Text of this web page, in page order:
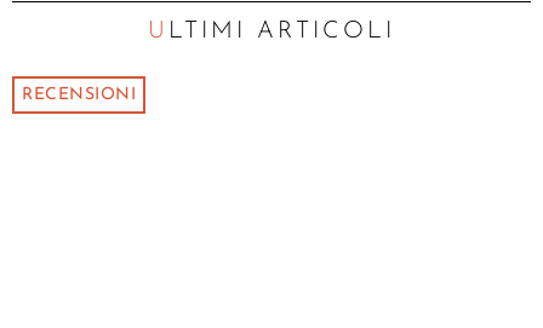
ULTIMI ARTICOLI
RECENSIONI